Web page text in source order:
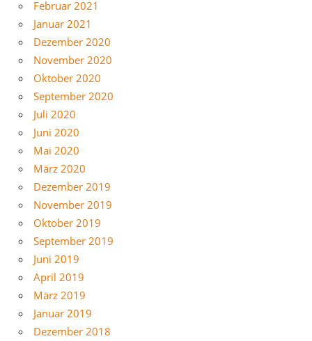
Februar 2021
Januar 2021
Dezember 2020
November 2020
Oktober 2020
September 2020
Juli 2020
Juni 2020
Mai 2020
März 2020
Dezember 2019
November 2019
Oktober 2019
September 2019
Juni 2019
April 2019
März 2019
Januar 2019
Dezember 2018